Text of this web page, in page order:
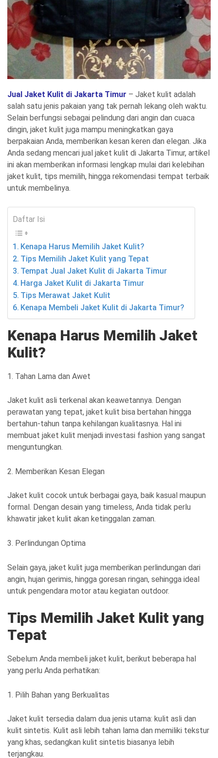
Jual Jaket Kulit di Jakarta Timur – Jaket kulit adalah
salah satu jenis pakaian yang tak pernah lekang oleh waktu.
Selain berfungsi sebagai pelindung dari angin dan cuaca
dingin, jaket kulit juga mampu meningkatkan gaya
berpakaian Anda, memberikan kesan keren dan elegan. Jika
Anda sedang mencari jual jaket kulit di Jakarta Timur, artikel
ini akan memberikan informasi lengkap mulai dari kelebihan
jaket kulit, tips memilih, hingga rekomendasi tempat terbaik
untuk membelinya.
Daftar Isi
Kenapa Harus Memilih Jaket Kulit?
Tips Memilih Jaket Kulit yang Tepat
Tempat Jual Jaket Kulit di Jakarta Timur
Harga Jaket Kulit di Jakarta Timur
Tips Merawat Jaket Kulit
Kenapa Membeli Jaket Kulit di Jakarta Timur?
Kenapa Harus Memilih Jaket
Kulit?
1. Tahan Lama dan Awet
Jaket kulit asli terkenal akan keawetannya. Dengan
perawatan yang tepat, jaket kulit bisa bertahan hingga
bertahun-tahun tanpa kehilangan kualitasnya. Hal ini
membuat jaket kulit menjadi investasi fashion yang sangat
menguntungkan.
2. Memberikan Kesan Elegan
Jaket kulit cocok untuk berbagai gaya, baik kasual maupun
formal. Dengan desain yang timeless, Anda tidak perlu
khawatir jaket kulit akan ketinggalan zaman.
3. Perlindungan Optima
Selain gaya, jaket kulit juga memberikan perlindungan dari
angin, hujan gerimis, hingga goresan ringan, sehingga ideal
untuk pengendara motor atau kegiatan outdoor.
Tips Memilih Jaket Kulit yang
Tepat
Sebelum Anda membeli jaket kulit, berikut beberapa hal
yang perlu Anda perhatikan:
1. Pilih Bahan yang Berkualitas
Jaket kulit tersedia dalam dua jenis utama: kulit asli dan
kulit sintetis. Kulit asli lebih tahan lama dan memiliki tekstur
yang khas, sedangkan kulit sintetis biasanya lebih
terjangkau.